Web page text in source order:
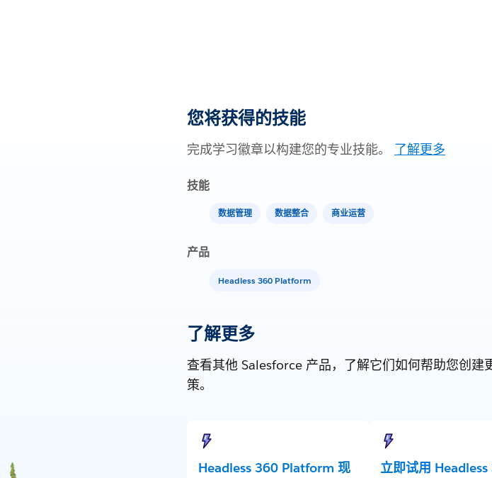
您将获得的技能
完成学习徽章以构建您的专业技能。 了解更多
技能
数据管理 数据整合 商业运营
产品
Headless 360 Platform
了解更多
查看其他 Salesforce 产品，了解它们如何帮助您创
策。
Headless 360 Platform 现
立即试用